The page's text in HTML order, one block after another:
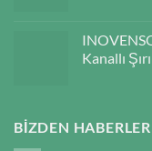
Kanallı
BIZDEN HABERLER